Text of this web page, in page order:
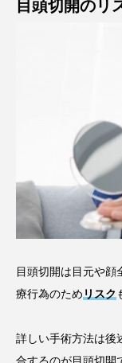
目頭切開のリ
目頭切開は目元や顔
療行為のためリスク
詳しい手術方法は後